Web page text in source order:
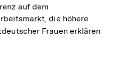
auf dem
die höhere
Frauen erklären